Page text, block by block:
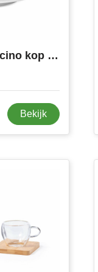
PARIS - Cappuccino kop en schotel
Bekijk